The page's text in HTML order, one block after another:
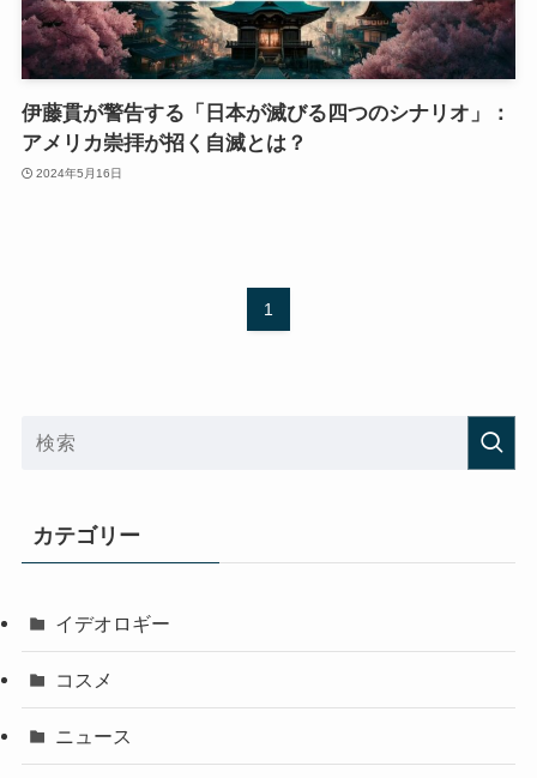
伊藤貫が警告する「日本が滅びる四つのシナリオ」：
アメリカ崇拝が招く自滅とは？
2024年5月16日
1
カテゴリー
イデオロギー
コスメ
ニュース